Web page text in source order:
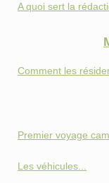
A quoi sert la
Comment les
Premier voyage
Les véhicules...